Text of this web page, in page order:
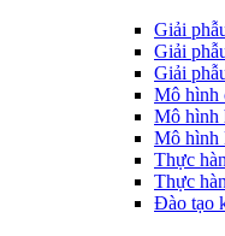
Giải
Giải
Giải
Mô hình
Mô hình
Mô hình
Thực
Thực
Đào tạo